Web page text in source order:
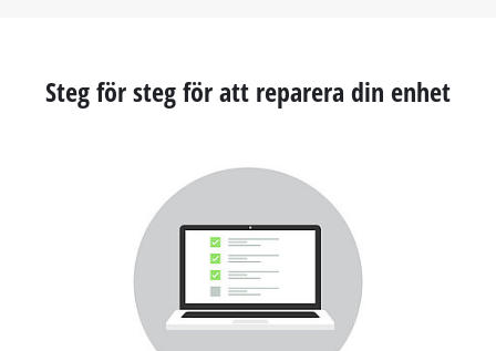
Steg för steg för att reparera din enhet